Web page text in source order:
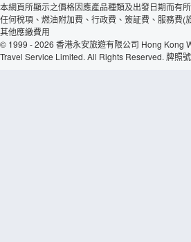
本網頁所顯示之價格因應產品種類及出發日期而有
任何稅項、燃油附加費、行政費、簽証費、服務費(
其他應繳費用
© 1999 - 2026 香港永安旅遊有限公司 Hong Kong
Travel Service Limited. All Rights Reserved. 牌照